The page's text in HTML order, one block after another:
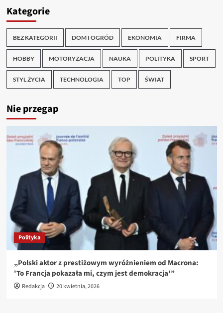
Kategorie
BEZ KATEGORII DOM I OGRÓD EKONOMIA FIRMA
HOBBY MOTORYZACJA NAUKA POLITYKA SPORT
STYL ŻYCIA TECHNOLOGIA TOP ŚWIAT
Nie przegap
Polityka
„Polski aktor z prestiżowym wyróżnieniem od Macrona:
'To Francja pokazała mi, czym jest demokracja'”
Redakcja 20 kwietnia, 2026